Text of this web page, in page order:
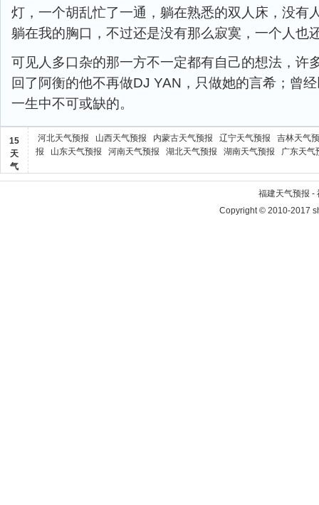
灯，一个胡乱忙了一通，躺在熟悉的双人床，没有
躺在我的胸口，不过还是没有那么寂寞，一个人也
可见人多口杂的那一方不一定都有自己的想法，许
回了阿衡的他不再做DJ YAN，只做她的言希；曾
一生中不可或缺的。
15
天
气
河北天气预报 山西天气预报 内蒙古天气预报 辽宁天气预报
吉林天气
报
山东天气预报 河南天气预报 湖北天气预报 湖南天气预报 广东天气
福建天气预报 -
Copyright © 2010-2017